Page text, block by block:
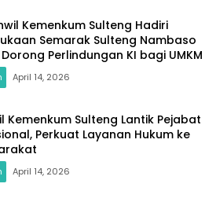
Kemenkum Sulteng Hadiri
Semarak Sulteng Nambaso
Perlindungan KI bagi UMKM
April 14, 2026
Kemenkum Sulteng Lantik Pejabat
Perkuat Layanan Hukum ke
April 14, 2026